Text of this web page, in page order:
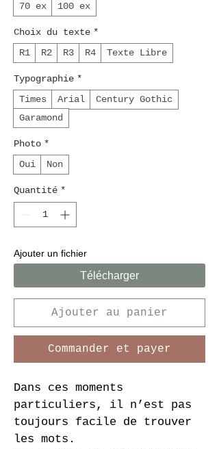
70 ex
100 ex
Choix du texte *
R1
R2 R3 R4 Texte Libre
Typographie *
Times
Arial
Century Gothic
Garamond
Photo *
Oui
Non
Quantité *
Ajouter un fichier
Télécharger
Ajouter au panier
Commander et payer
Dans ces moments
particuliers, il n’est pas
toujours facile de trouver
les mots.